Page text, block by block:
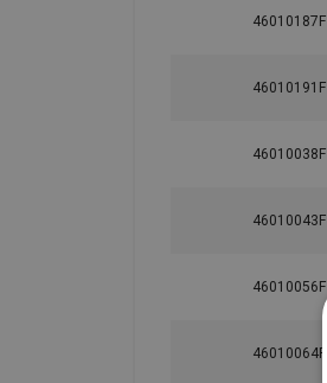
46010187F
46010191F
46010038F
46010043F
46010056F
46010064F